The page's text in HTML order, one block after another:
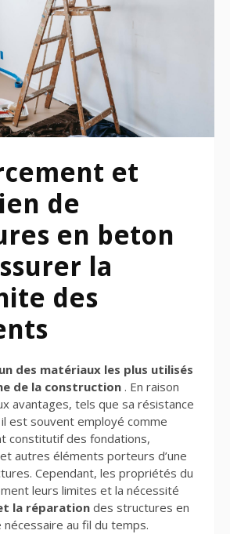
et
de
en beton
la
des
des matériaux les plus utilisés
de la construction . En raison
avantages, tels que sa résistance
est souvent employé comme
constitutif des fondations,
autres éléments porteurs d’une
Cependant, les propriétés du
leurs limites et la nécessité
la réparation des structures en
au fil du temps.